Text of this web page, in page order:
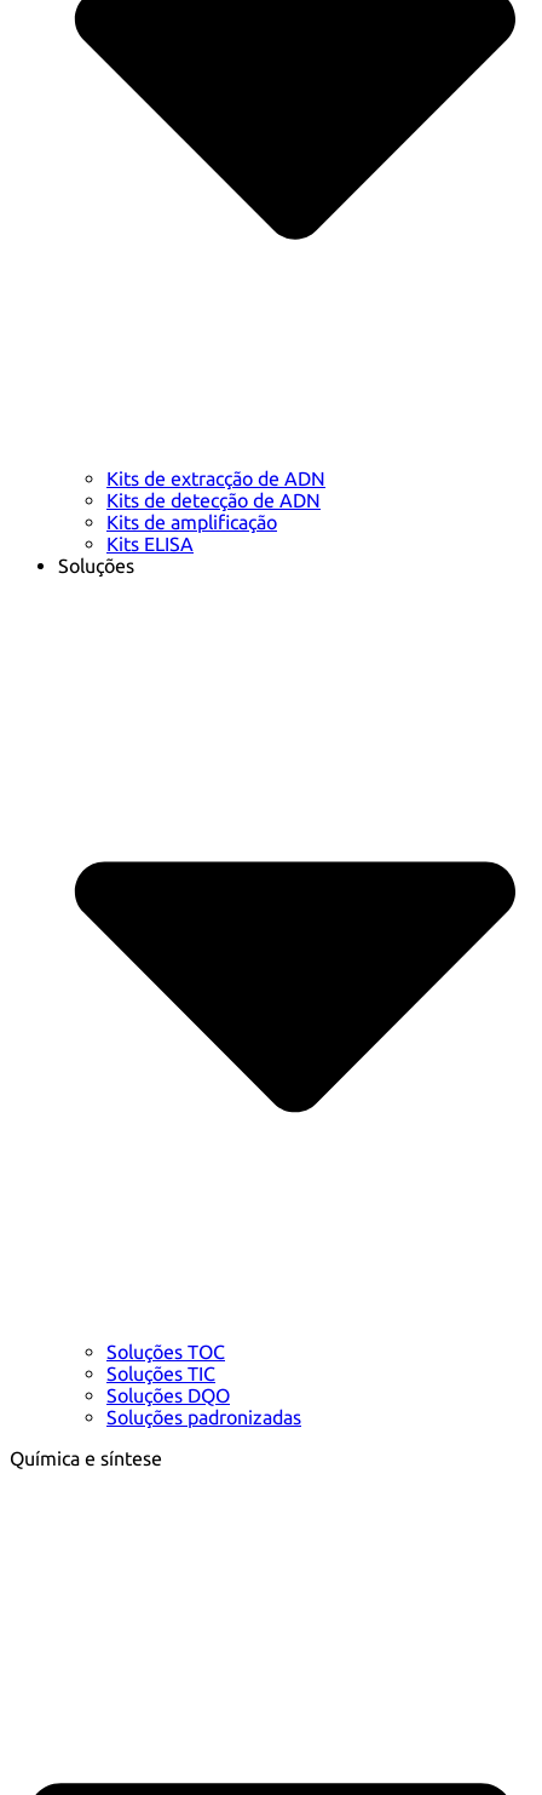
Kits de extracção de ADN
Kits de detecção de ADN
Kits de amplificação
Kits ELISA
Soluções
Soluções TOC
Soluções TIC
Soluções DQO
Soluções padronizadas
Química e síntese